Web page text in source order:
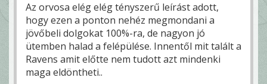
Az orvosa elég elég tényszerű leírást adott,
hogy ezen a ponton nehéz megmondani a
jövőbeli dolgokat 100%-ra, de nagyon jó
ütemben halad a felépülése. Innentől mit talált a
Ravens amit előtte nem tudott azt mindenki
maga eldöntheti..